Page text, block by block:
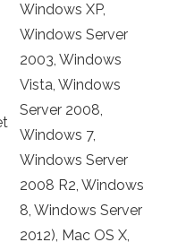
Windows XP,
Windows Server
2003, Windows
Vista, Windows
Server 2008,
Windows 7,
Windows Server
2008 R2, Windows
8, Windows Server
2012), Mac OS X,